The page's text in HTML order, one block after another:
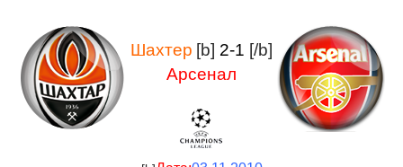
Шахтер [b] 2-1 [/b]
Арсенал